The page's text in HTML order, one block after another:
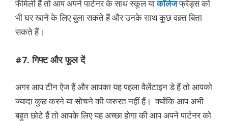
फॅमिली हैं तो आप अपने पार्टनर के साथ स्कूल याकॉलेजफ्रेंड्स को
भी घर खाने के लिए बुला सकते हैं और उनके साथ कुछ वक़्त बिता
सकते हैं।
#7. गिफ्ट और फूल दें
अगर आप टीन ऐज हैं और आपका यह पहला वैलेंटाइन डे हैं तो आपको
ज्यादा कुछ करने या सोचने की जरुरत नहीं हैं। क्योंकि आप अभी
बहुत छोटे हैं तो आपके लिए यह अच्छा होगा की आप अपने पार्टनर को